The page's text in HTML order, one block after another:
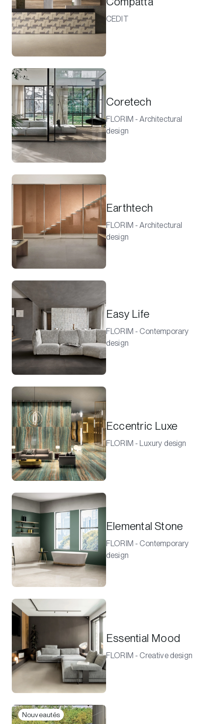
CEDIT
Coretech
FLORIM - Architectural
design
Earthtech
FLORIM - Architectural
design
Easy Life
FLORIM - Contemporary
design
Eccentric Luxe
FLORIM - Luxury design
Elemental Stone
FLORIM - Contemporary
design
Essential Mood
FLORIM - Creative design
Nouveautés